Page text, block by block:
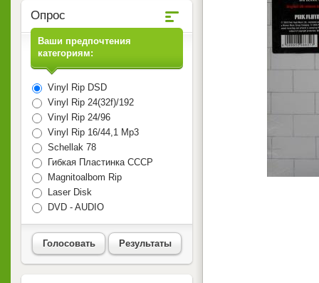
Опрос
Ваши предпочтения
категориям:
Vinyl Rip DSD
Vinyl Rip 24(32f)/192
Vinyl Rip 24/96
Vinyl Rip 16/44,1 Mp3
Schellak 78
Гибкая Пластинка СССР
Magnitoalbom Rip
Laser Disk
DVD - AUDIO
Голосовать Результаты